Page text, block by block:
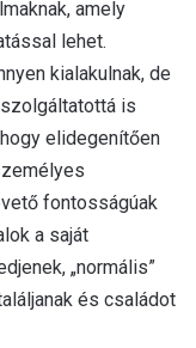
amely
lehet.
kialakulnak, de
is
elidegenítően
fontosságúak
a saját
„normális”
és családot